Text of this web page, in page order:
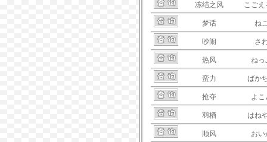
冻结之风 こご
梦话 ね
吵闹 さ
热风 ねっ
蛮力 ばか
抢夺 よこ
羽栖 はね
顺风 おい